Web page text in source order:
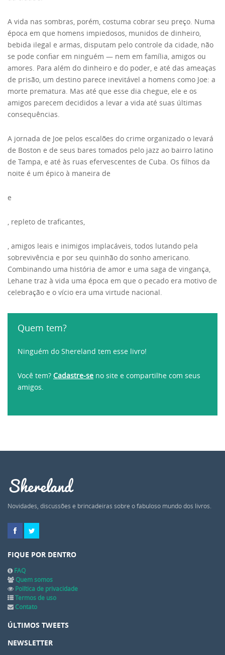
A vida nas sombras, porém, costuma cobrar seu preço. Numa
época em que homens impiedosos, munidos de dinheiro,
bebida ilegal e armas, disputam pelo controle da cidade, não
se pode confiar em ninguém — nem em família, amigos ou
amores. Para além do dinheiro e do poder, e até das ameaças
de prisão, um destino parece inevitável a homens como Joe: a
morte prematura. Mas até que esse dia chegue, ele e os
amigos parecem decididos a levar a vida até suas últimas
consequências.
A jornada de Joe pelos escalões do crime organizado o levará
de Boston e de seus bares tomados pelo jazz ao bairro latino
de Tampa, e até às ruas efervescentes de Cuba. Os filhos da
noite é um épico à maneira de
e
, repleto de traficantes,
, amigos leais e inimigos implacáveis, todos lutando pela
sobrevivência e por seu quinhão do sonho americano.
Combinando uma história de amor e uma saga de vingança,
Lehane traz à vida uma época em que o pecado era motivo de
celebração e o vício era uma virtude nacional.
Quem tem?
Ninguém do Shereland tem esse livro!
Você tem? Cadastre-se no site e compartilhe com seus
amigos.
Shereland
Novidades, discussões e brincadeiras sobre o fabuloso mundo dos livros.
FIQUE POR DENTRO
FAQ
Quem somos
Política de privacidade
Termos de uso
Contato
ÚLTIMOS TWEETS
NEWSLETTER